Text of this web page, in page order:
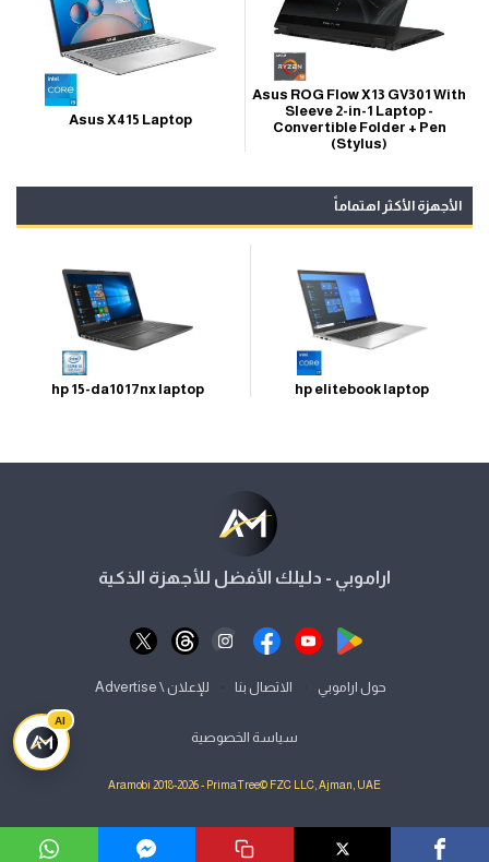
Asus ROG Flow X13 GV301 With
Sleeve 2-in-1 Laptop -
Convertible Folder + Pen
(Stylus)
Asus X415 Laptop
الأجهزة الأكثر اهتماماً
hp elitebook laptop
hp 15-da1017nx laptop
اراموبي - دليلك الأفضل للأجهزة الذكية
حول اراموبي الاتصال بنا للإعلان \ Advertise
سياسة الخصوصية
Aramobi 2018-2026 - PrimaTree© FZC LLC, Ajman, UAE
AI